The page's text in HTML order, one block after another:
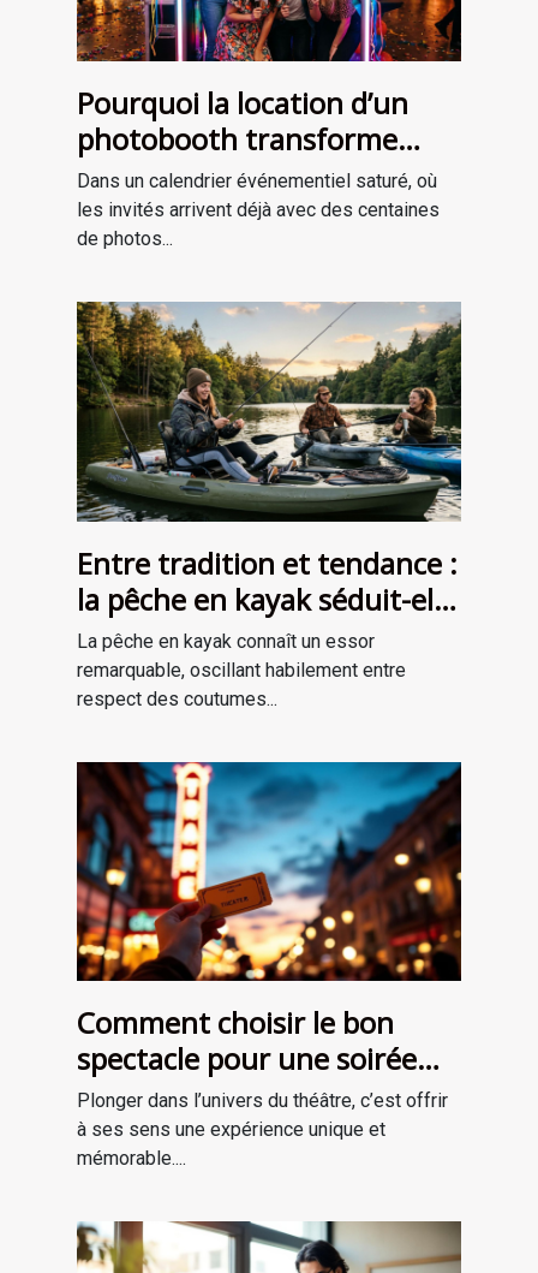
Pourquoi la location d’un
photobooth transforme
l’ambiance de votre
événement
Dans un calendrier événementiel saturé, où
les invités arrivent déjà avec des centaines
de photos...
Entre tradition et tendance :
la pêche en kayak séduit-elle
une nouvelle génération ?
La pêche en kayak connaît un essor
remarquable, oscillant habilement entre
respect des coutumes...
Comment choisir le bon
spectacle pour une soirée
théâtrale inoubliable ?
Plonger dans l’univers du théâtre, c’est offrir
à ses sens une expérience unique et
mémorable....